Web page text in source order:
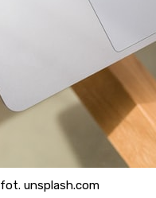
fot. unsplash.com